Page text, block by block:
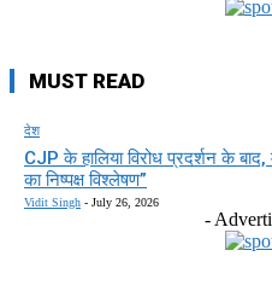
MUST READ
देश
CJP के हालिया विरोध प्रदर्शन के
का निष्पक्ष विश्लेषण”
Vidit Singh - July 26, 2026
-